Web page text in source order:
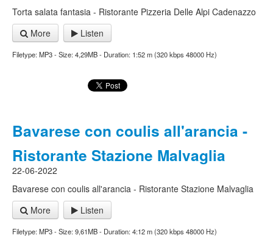
Torta salata fantasia - Ristorante Pizzeria Delle Alpi Cadenazzo
More
Listen
Filetype: MP3 - Size: 4,29MB - Duration: 1:52 m (320 kbps 48000 Hz)
Bavarese con coulis all'arancia -
Ristorante Stazione Malvaglia
22-06-2022
Bavarese con coulis all'arancia - Ristorante Stazione Malvaglia
More
Listen
Filetype: MP3 - Size: 9,61MB - Duration: 4:12 m (320 kbps 48000 Hz)